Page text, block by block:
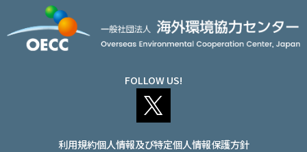
採用情報
お問い合わせ
アクセス
JA/EN
FOLLOW US!
利用規約個人情報及び特定個人情報保護方針